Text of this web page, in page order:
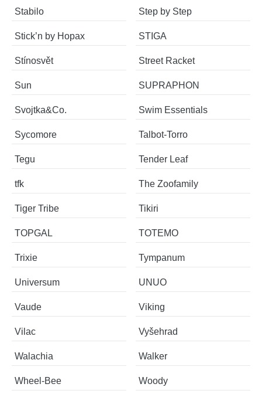
Stabilo Step by Step
Stick’n by Hopax STIGA
Stínosvět Street Racket
Sun SUPRAPHON
Svojtka&Co. Swim Essentials
Sycomore Talbot-Torro
Tegu Tender Leaf
tfk The Zoofamily
Tiger Tribe Tikiri
TOPGAL TOTEMO
Trixie Tympanum
Universum UNUO
Vaude Viking
Vilac Vyšehrad
Walachia Walker
Wheel-Bee Woody